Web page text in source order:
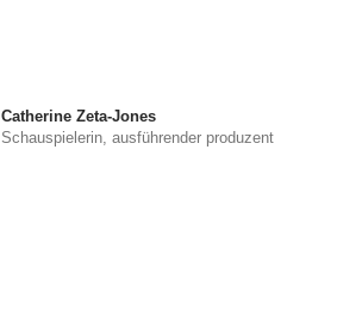
Catherine Zeta-Jones
Schauspielerin, ausführender produzent